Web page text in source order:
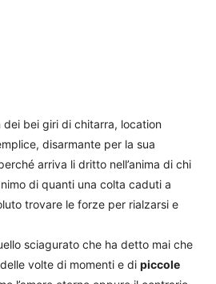
dei bei giri di chitarra, location
disarmante per la sua
arriva li dritto nell’anima di chi
di quanti una colta caduti a
trovare le forze per rialzarsi e
sciagurato che ha detto mai che
volte di momenti e di piccole